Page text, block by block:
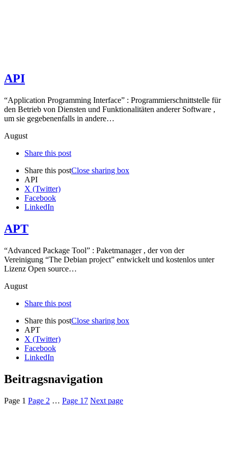
API
“Application Programming Interface” : Programmierschnittstelle für
den Betrieb von Diensten und Funktionalitäten anderer Software ,
um sie gegebenenfalls in andere…
August
Share this post
Share this postClose sharing box
API
X (Twitter)
Facebook
LinkedIn
APT
“Advanced Package Tool” : Paketmanager , der von der
Vereinigung “The Debian project” entwickelt und kostenlos unter
Lizenz Open source…
August
Share this post
Share this postClose sharing box
APT
X (Twitter)
Facebook
LinkedIn
Beitragsnavigation
Page 1 Page 2 … Page 17 Next page